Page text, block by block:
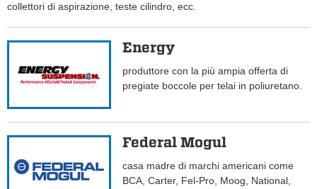
collettori di aspirazione, teste cilindro, ecc.
Energy
produttore con la più ampia offerta di
pregiate boccole per telai in poliuretano.
Federal Mogul
casa madre di marchi americani come
BCA, Carter, Fel-Pro, Moog, National,